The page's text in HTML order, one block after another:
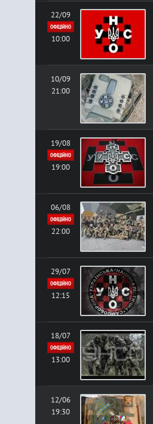
22/09
ОФІЦІЙНО
10:00
10/09
21:00
19/08
ОФІЦІЙНО
19:00
06/08
ОФІЦІЙНО
22:00
29/07
ОФІЦІЙНО
12:15
18/07
ОФІЦІЙНО
13:00
12/06
19:30